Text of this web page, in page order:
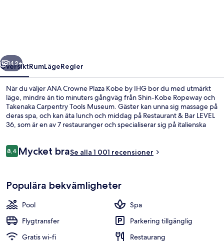
Nästa
142+
ÖversiktRumLägeRegler
När du väljer ANA Crowne Plaza Kobe by IHG bor du med utmärkt
läge, mindre än tio minuters gångväg från Shin-Kobe Ropeway och
Takenaka Carpentry Tools Museum. Gäster kan unna sig massage på
deras spa, och kan äta lunch och middag på Restaurant & Bar LEVEL
36, som är en av 7 restauranger och specialiserar sig på italienska
hjälpsamma personalen och den generella standarden brukar få
Recensioner
8,48,4 av 10,
Mycket braSe alla 1 001 recensioner
Populära bekvämligheter
Pool
Spa
Flygtransfer
Parkering tillgänglig
Gratis wi-fi
Restaurang